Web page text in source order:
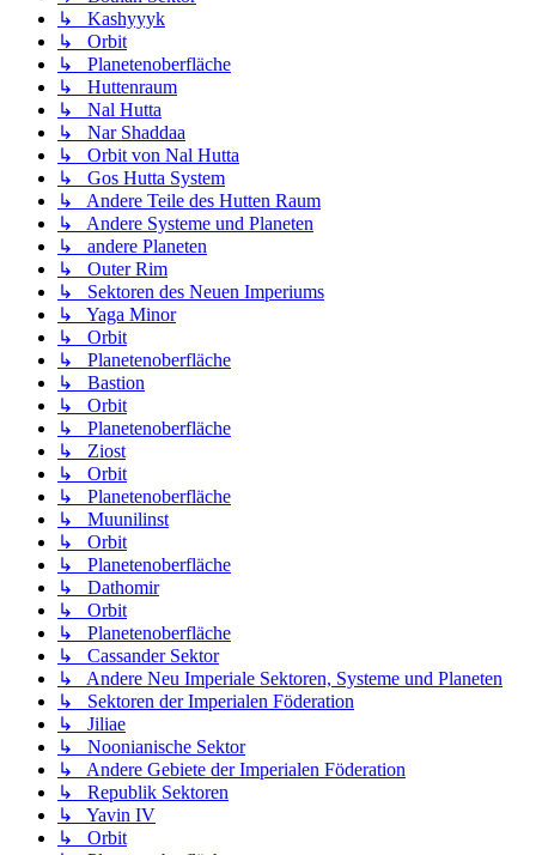
↳ Kashyyyk
↳ Orbit
↳ Planetenoberfläche
↳ Huttenraum
↳ Nal Hutta
↳ Nar Shaddaa
↳ Orbit von Nal Hutta
↳ Gos Hutta System
↳ Andere Teile des Hutten Raum
↳ Andere Systeme und Planeten
↳ andere Planeten
↳ Outer Rim
↳ Sektoren des Neuen Imperiums
↳ Yaga Minor
↳ Orbit
↳ Planetenoberfläche
↳ Bastion
↳ Orbit
↳ Planetenoberfläche
↳ Ziost
↳ Orbit
↳ Planetenoberfläche
↳ Muunilinst
↳ Orbit
↳ Planetenoberfläche
↳ Dathomir
↳ Orbit
↳ Planetenoberfläche
↳ Cassander Sektor
↳ Andere Neu Imperiale Sektoren, Systeme und Planeten
↳ Sektoren der Imperialen Föderation
↳ Jiliae
↳ Noonianische Sektor
↳ Andere Gebiete der Imperialen Föderation
↳ Republik Sektoren
↳ Yavin IV
↳ Orbit